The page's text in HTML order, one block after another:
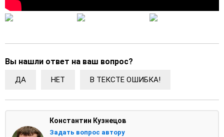
Вы нашли ответ на ваш вопрос?
ДА НЕТ В ТЕКСТЕ ОШИБКА!
Константин Кузнецов
Задать вопрос автору